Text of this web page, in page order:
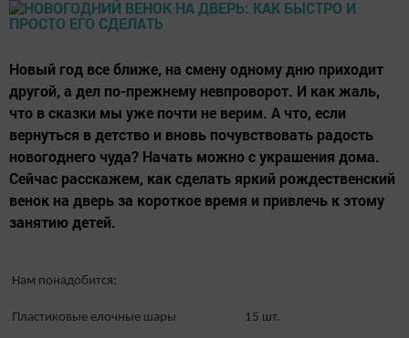
Новый год все ближе, на смену одному дню приходит
другой, а дел по-прежнему невпроворот. И как жаль,
что в сказки мы уже почти не верим. А что, если
вернуться в детство и вновь почувствовать радость
новогоднего чуда? Начать можно с украшения дома.
Сейчас расскажем, как сделать яркий рождественский
венок на дверь за короткое время и привлечь к этому
занятию детей.
Нам понадобится:
Пластиковые елочные шары 15 шт.